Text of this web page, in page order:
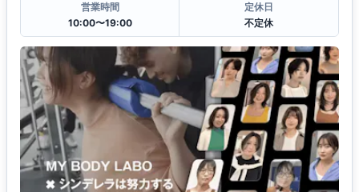
営業時間
10:00〜19:00
定休日
不定休